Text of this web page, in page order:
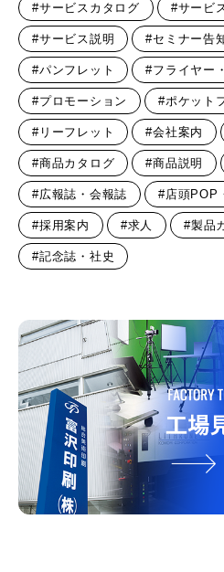
#サービスカタログ #サービ
#サービス説明 #セミナー告
#パンフレット #フライヤー
#プロモーション #ポケット
#リーフレット #会社案内
#商品カタログ #商品説明
#広報誌・会報誌 #店頭POP
#採用案内 #求人 #製品
#記念誌・社史